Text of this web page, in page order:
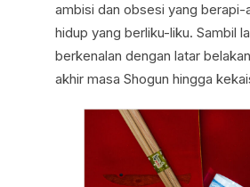
ambisi dan obsesi yang berapi-
hidup yang berliku-liku. Sambil
berkenalan dengan latar
akhir masa Shogun hingga